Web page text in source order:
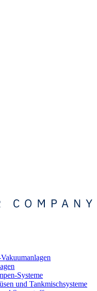
Systeme
und Tankmischsysteme